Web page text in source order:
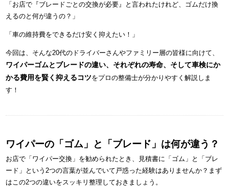
「お店で『ブレードごとの交換が必要』と言われたけれど、ゴムだけ換
えるのと何が違うの？」
「車の維持費をできるだけ安く抑えたい！」
今回は、そんな20代のドライバーさんやファミリー層の皆様に向けて、
ワイパーゴムとブレードの違い、それぞれの寿命、そして車検にか
かる費用を賢く抑えるコツをプロの整備士が分かりやすく解説しま
す！
ワイパーの「ゴム」と「ブレード」は何が違う？
お店で「ワイパー交換」を勧められたとき、見積書に「ゴム」と「ブレ
ード」という2つの言葉が並んでいて戸惑った経験はありませんか？まず
はこの2つの違いをスッキリ整理しておきましょう。